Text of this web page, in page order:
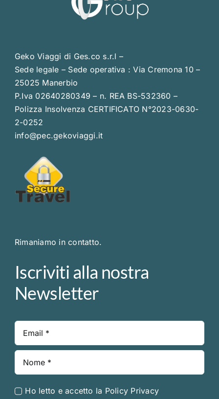
Geko Viaggi di Ges.co s.r.l –
Sede legale – Sede operativa : Via Cremona 10 –
25025 Manerbio
P.Iva 02640280349 – n. REA BS-532360 –
Polizza Insolvenza CERTIFICATO N°2023-0630-
2-0252
info@pec.gekoviaggi.it
Rimaniamo in contatto.
Iscriviti alla nostra
Newsletter
Ho letto e accetto la Policy Privacy